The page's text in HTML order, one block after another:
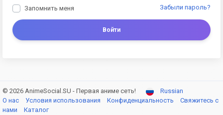
Запомнить меня Забыли пароль?
Войти
© 2026 AnimeSocial.SU - Первая аниме сеть!
Russian
О нас
Условия использования Конфиденциальность
Свяжитесь с
нами
Каталог